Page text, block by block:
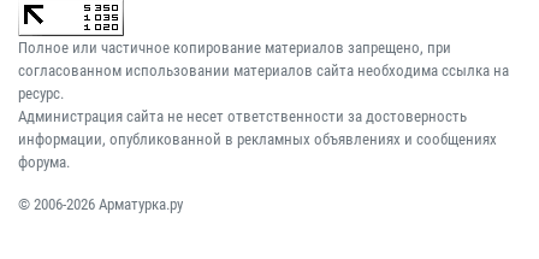
Полное или частичное копирование материалов запрещено, при
согласованном использовании материалов сайта необходима ссылка на
ресурс.
Администрация сайта не несет ответственности за достоверность
информации, опубликованной в рекламных объявлениях и сообщениях
форума.
© 2006-2026 Арматурка.ру